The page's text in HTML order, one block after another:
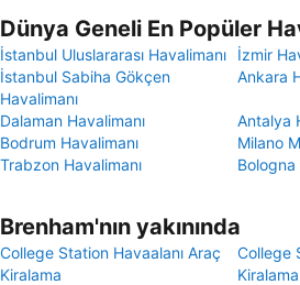
Dünya Geneli En Popüler
İstanbul Uluslararası Havalimanı
İzmir
İstanbul Sabiha Gökçen
Havalimanı
Ankara
Dalaman Havalimanı
Antalya
Bodrum Havalimanı
Milano
Trabzon Havalimanı
Bologna
Brenham'nın yakınında
College Station Havaalanı Araç
Kiralama
College
Kiralama